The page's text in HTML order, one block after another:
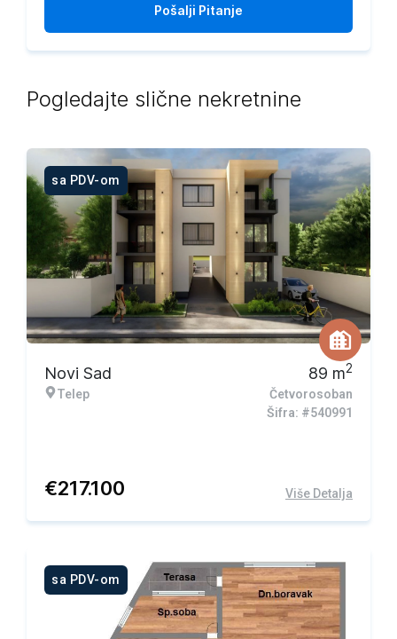
Pošalji Pitanje
Pogledajte slične nekretnine
sa PDV-om
Novi Sad
Telep
89 m2
Četvorosoban
Šifra: #540991
€217.100 Više Detalja
sa PDV-om